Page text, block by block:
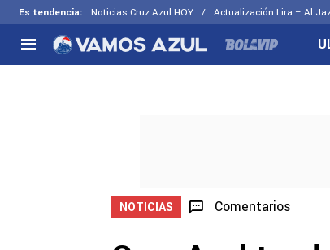
Es tendencia: Noticias Cruz Azul HOY Actualización Lira – Al
Selección Mexicana
NOTICIAS Comentarios